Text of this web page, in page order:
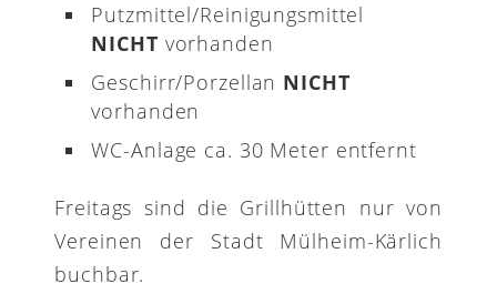
Putzmittel/Reinigungsmittel
NICHT vorhanden
Geschirr/Porzellan NICHT
vorhanden
WC-Anlage ca. 30 Meter entfernt
Freitags sind die Grillhütten nur von
Vereinen der Stadt Mülheim-Kärlich
buchbar.